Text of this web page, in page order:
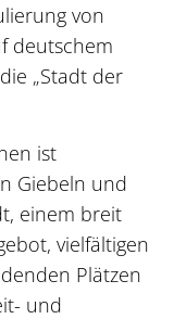
von
deutschem
„Stadt der
ist
Giebeln und
einem breit
vielfältigen
Plätzen
und